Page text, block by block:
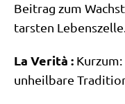
Bei­trag zum
tar­sten
La Veri­tà :
unheil­ba­re